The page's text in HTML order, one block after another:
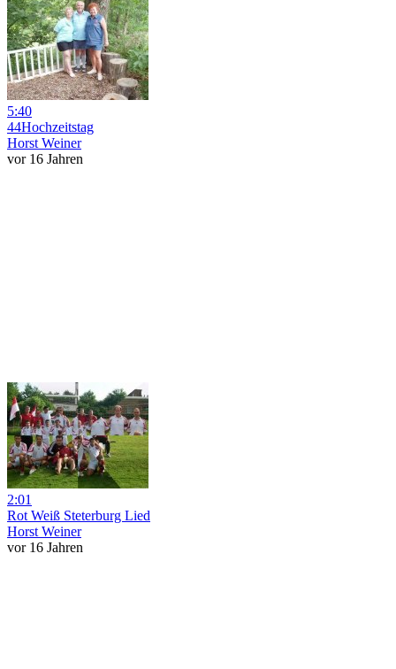
5:40
44Hochzeitstag
Horst Weiner
vor 16 Jahren
2:01
Rot Weiß Steterburg Lied
Horst Weiner
vor 16 Jahren